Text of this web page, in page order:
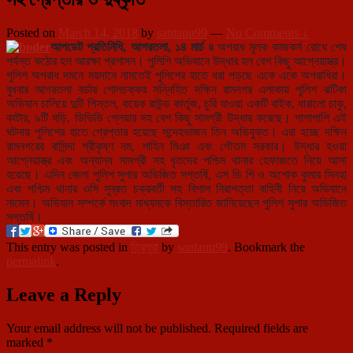
Posted on March 14, 2018 by santanu99 — No Comments ↓
আপডেট প্রতিনিধি, আগরতলা, ১৪ মার্চ ৷৷অপরাধ মূলক কাজকর্ম রোধে শেষ
পর্যন্ত কঠোর হল আরক্ষা প্রশাসন। পুলিশি অভিযানে উদ্ধার হল বেশ কিছু আগ্নেয়াস্ত্র।
পুলিশ অপরাধ দমনে ময়দানে নামতেই পুলিশের হাতে ধরা পড়ছে একে একে অপরাধিরা।
বুধবার আগরতলা বর্ডার গোলচক্কর সন্নিহিত দক্ষিন রামনগর এলাকায় পুলিশ ঝটিকা
অভিযান চালিয়ে দুটি পিস্তল, কয়েক রাউন্ড কার্তুজ, চুরি যাওয়া একটি বাইক, ধারালো চাকু,
কাটার, ৯টি ঘড়ি, ডিভিডি প্লেয়ার সহ বেশ কিছু সামগ্রী উদ্ধার করেছে। পাশাপাশি এই
ঘটনায় পুলিশের হাতে গ্রেপ্তার হয়েছে সন্দেহভাজন তিন অভিযুক্ত। এরা হচ্ছে দক্ষিন
রামনগরের বাসিন্দা শ্রীকৃষ্ণ নম, শাহিন মিঞা এবং গৌতম সরকার। উদ্ধার হওয়া
আগ্নেয়াস্ত্র এবং অন্যান্য সামগ্রী সহ ধৃতদের পশ্চিম থানার হেফাজতে নিয়ে আসা
হয়েছে। এদিন জেলা পুলিশ সুপার অভিজিত সপ্তর্ষি, এস ডি পি ও অশোক কুমার সিনহা
এবং পশ্চিম থানার ওসি সুব্রত চক্রবর্তী সহ বিশাল নিরাপত্তা বাহিনী নিয়ে অভিযানে
নামেন। অভিযান সম্পর্কে সংবাদ মাধ্যমকে বিস্তারিত জানিয়েছেন পুলিশ সুপার অভিজিত
সপ্তর্ষি।
This entry was posted in ত্রিপুরা by santanu99. Bookmark the
permalink.
Leave a Reply
Your email address will not be published. Required fields are
marked *